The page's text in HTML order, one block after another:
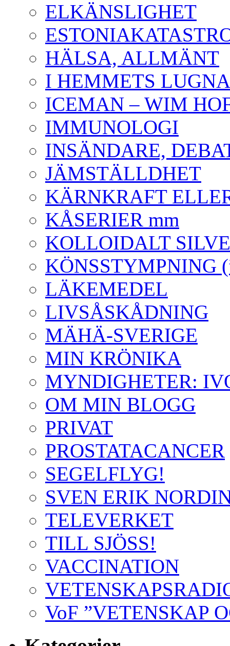
ELKÄNSLIGHET
HÄLSA, ALLMÄNT
I HEMMETS
ICEMAN – WIM
IMMUNOLOGI
INSÄNDARE,
JÄMSTÄLLDHET
KÄRNKRAFT
KÅSERIER mm
KOLLOIDALT
KÖNSSTYMPNING
LÄKEMEDEL
LIVSÅSKÅDNING
MÄHÄ-SVERIGE
MIN KRÖNIKA
MYNDIGHETER:
OM MIN BLOGG
PRIVAT
PROSTATACANCER
SEGELFLYG!
SVEN ERIK
TELEVERKET
TILL SJÖSS!
VACCINATION
VoF ”VETENSKAP